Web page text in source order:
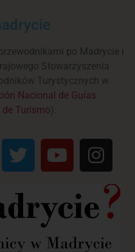
po Madrycie i
Stowarzyszenia
Turystycznych w
Nacional de Guías
Turismo).